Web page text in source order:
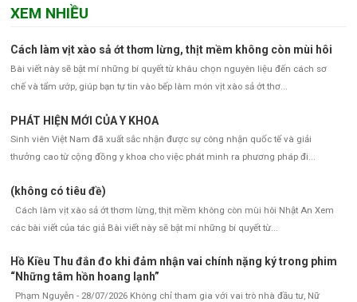
XEM NHIỀU
Cách làm vịt xào sả ớt thơm lừng, thịt mềm không còn mùi hôi
Bài viết này sẽ bật mí những bí quyết từ khâu chọn nguyên liệu đến cách sơ
chế và tẩm ướp, giúp bạn tự tin vào bếp làm món vịt xào sả ớt thơ...
PHÁT HIỆN MỚI CỦA Y KHOA
Sinh viên Việt Nam đã xuất sắc nhận được sự công nhận quốc tế và giải
thưởng cao từ cộng đồng y khoa cho việc phát minh ra phương pháp đi...
(không có tiêu đề)
Cách làm vịt xào sả ớt thơm lừng, thịt mềm không còn mùi hôi Nhật An Xem
các bài viết của tác giả Bài viết này sẽ bật mí những bí quyết từ...
Hồ Kiều Thu đắn đo khi đảm nhận vai chính nặng ký trong phim
“Những tâm hồn hoang lạnh”
Phạm Nguyễn - 28/07/2026 Không chỉ tham gia với vai trò nhà đầu tư, Nữ